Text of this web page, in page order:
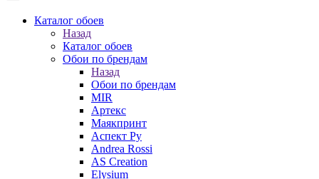
Каталог обоев
Назад
Каталог обоев
Обои по брендам
Назад
Обои по брендам
MIR
Артекс
Маякпринт
Аспект Ру
Andrea Rossi
AS Creation
Elysium